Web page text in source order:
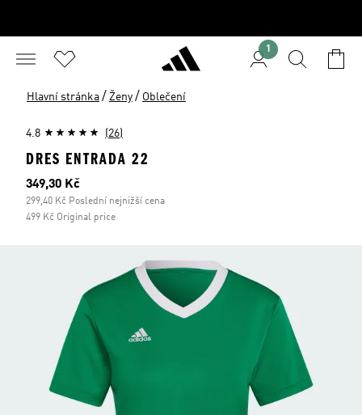
1
Hlavní stránka / Ženy / Oblečení
4.8 (26)
DRES ENTRADA 22
Aktuální cena
349,30 Kč
299,40 Kč Poslední nejnižší cena
499 Kč Original price